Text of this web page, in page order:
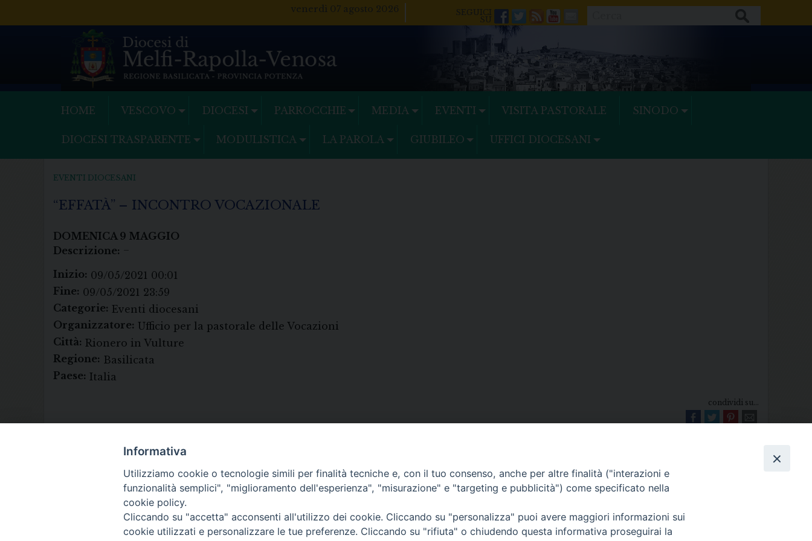
venerdì 07 agosto 2026
Facebook
Twitter
FeedsYoutube
Mail
HOME VESCOVO DIOCESI PARROCCHIE MEDIA EVENTI VISITA PASTORALE SINODO
DIOCESI TRASPARENTE MODULISTICA LA PAROLA GIUBILEO UFFICI DIOCESANI
EVENTI DIOCESANI
“EFFATÀ” – INCONTRO VOCAZIONALE
DOMENICA 9 MAGGIO
Descrizione: –
Inizio: 09/05/2021 00:01
Fine: 09/05/2021 23:59
Categorie: Eventi diocesani
Organizzatore: Ufficio per la pastorale delle Vocazioni
Città: Rionero in Vulture
Regione: Basilicata
Paese: Italia
condividi su...
Diocesi di Melfi Rapolla Venosa
Informativa
Utilizziamo cookie o tecnologie simili per finalità tecniche e, con il tuo consenso, anche per altre finalità ("interazioni e
funzionalità semplici", "miglioramento dell'esperienza", "misurazione" e "targeting e pubblicità") come specificato nella
cookie policy.
Cliccando su "accetta" acconsenti all'utilizzo dei cookie. Cliccando su "personalizza" puoi avere maggiori informazioni sui
cookie utilizzati e personalizzare le tue preferenze. Cliccando su "rifiuta" o chiudendo questa informativa proseguirai la